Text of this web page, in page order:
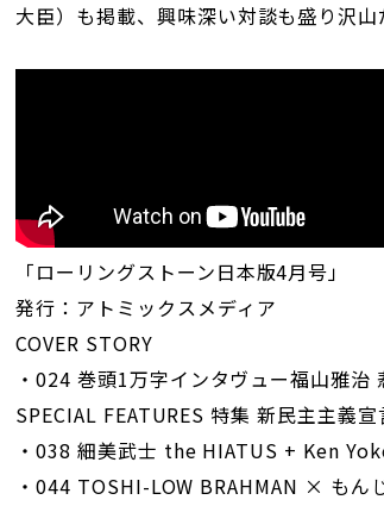
大臣）も掲載、興味深い対談も盛り沢山
「ローリングストーン日本版4月号」
発行：アトミックスメディア
COVER STORY
・024 巻頭1万字インタヴュー福山雅治
SPECIAL FEATURES 特集 新民主主義
・038 細美武士 the HIATUS + Ken
・044 TOSHI-LOW BRAHMAN × もん